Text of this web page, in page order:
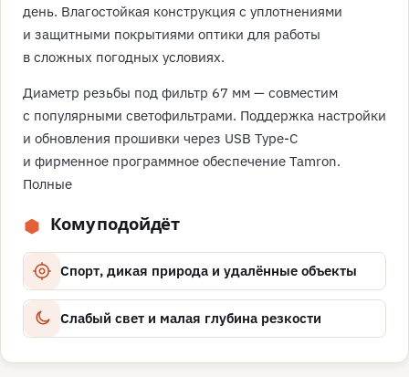
день. Влагостойкая конструкция с уплотнениями
и защитными покрытиями оптики для работы
в сложных погодных условиях.
Диаметр резьбы под фильтр 67 мм — совместим
с популярными светофильтрами. Поддержка настройки
и обновления прошивки через USB Type-C
и фирменное программное обеспечение Tamron.
Полные
Кому подойдёт
Спорт, дикая природа и удалённые объекты
Слабый свет и малая глубина резкости